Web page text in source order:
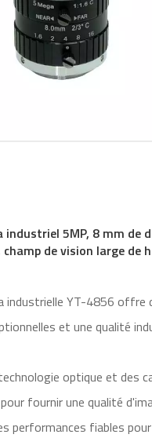
industriel 5MP, 8 mm de
de vision large de
industrielle YT-4856 offre
et une qualité
optique et des
fournir une qualité
performances fiables